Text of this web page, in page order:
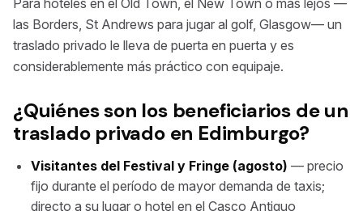
Para hoteles en el Old Town, el New Town o más lejos —
las Borders, St Andrews para jugar al golf, Glasgow— un
traslado privado le lleva de puerta en puerta y es
considerablemente más práctico con equipaje.
¿Quiénes son los beneficiarios de un
traslado privado en Edimburgo?
Visitantes del Festival y Fringe (agosto) — precio
fijo durante el período de mayor demanda de taxis;
directo a su lugar o hotel en el Casco Antiguo